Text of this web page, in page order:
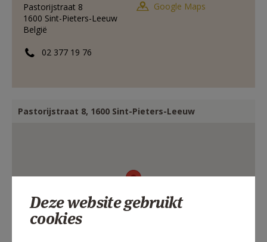
STARTPAGINA PORTAAL
MIJN PAROCHIE
AANMELDEN OF REGISTREREN
Pastorijstraat 8
1600 Sint-Pieters-Leeuw
België
02 377 19 76
Google Maps
Pastorijstraat 8, 1600 Sint-Pieters-Leeuw
Deze website gebruikt
cookies